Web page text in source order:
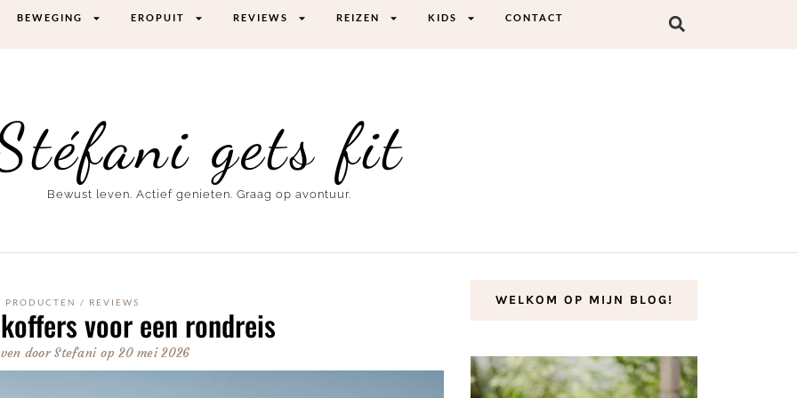
BEWEGING EROPUIT REVIEWS REIZEN KIDS CONTACT
gets fit
Bewust leven. Actief genieten. Graag op avontuur.
PRODUCTEN / REVIEWS
voor een rondreis
doorStefani op 20 mei 2026
WELKOM OP MIJN BLOG!